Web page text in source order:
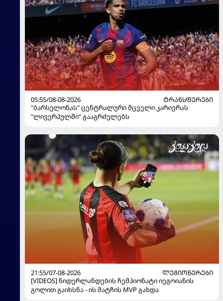
05:55/08-08-2026
ᲢᲠᲐᲜᲡᲤᲔᲠᲔᲑᲘ
"ბარსელონას" ცენტრალური მცველი კარიერას
"ლივერპულში" გააგრძელებს
21:55/07-08-2026
ᲚᲔᲒᲘᲝᲜᲔᲠᲔᲑᲘ
[VIDEOS] ნიდერლანდების ჩემპიონატი იეგოიანის
გოლით გაიხსნა - ის მატჩის MVP გახდა